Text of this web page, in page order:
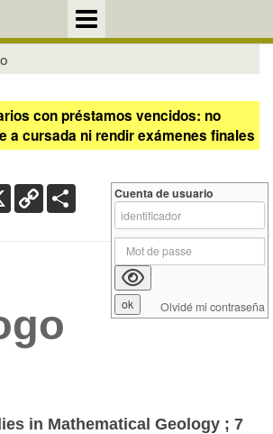
con préstamos vencidos: no
a cursada ni rendir exámenes finales
X Copy
Link
in Mathematical Geology ; 7
Cuenta de usuario
Olvidé mi contraseña